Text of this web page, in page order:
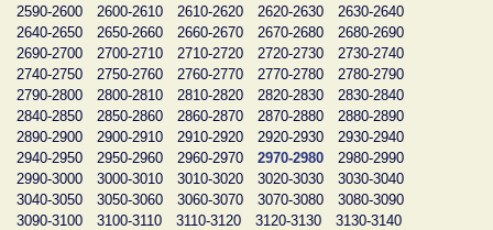
2590-2600
2600-2610 2610-2620 2620-2630
2630-2640
2640-2650
2650-2660 2660-2670 2670-2680
2680-2690
2690-2700
2700-2710 2710-2720 2720-2730
2730-2740
2740-2750
2750-2760 2760-2770 2770-2780
2780-2790
2790-2800
2800-2810 2810-2820 2820-2830
2830-2840
2840-2850
2850-2860 2860-2870 2870-2880
2880-2890
2890-2900
2900-2910 2910-2920 2920-2930
2930-2940
2940-2950
2950-2960 2960-2970 2970-2980
2980-2990
2990-3000
3000-3010 3010-3020 3020-3030
3030-3040
3040-3050
3050-3060 3060-3070 3070-3080
3080-3090
3090-3100
3100-3110 3110-3120 3120-3130
3130-3140